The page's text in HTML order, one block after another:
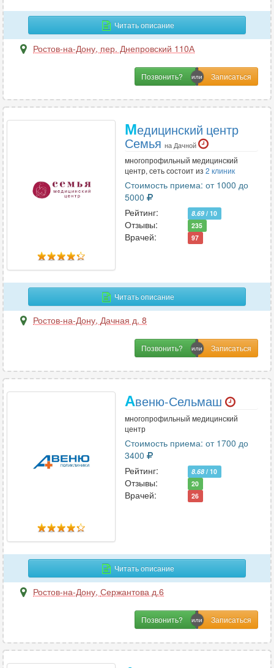
Читать описание
Ростов-на-Дону, пер. Днепровский 110А
Позвонить?
Медицинский центр
Семьяна Дачной
многопрофильный медицинский
центр, сеть состоит из 2 клиник
Стоимость приема: от 1000 до
5000
Рейтинг:
8.69 / 10
Отзывы: 235
Врачей: 97
Читать описание
Ростов-на-Дону, Дачная д. 8
Позвонить?
Авеню-Сельмаш
многопрофильный медицинский
центр
Стоимость приема: от 1700 до
3400
Рейтинг:
8.68 / 10
Отзывы: 20
Врачей: 26
Читать описание
Ростов-на-Дону, Сержантова д.6
Позвонить?